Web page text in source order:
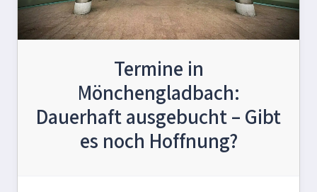
Termine in
Mönchengladbach:
Dauerhaft ausgebucht – Gibt
es noch Hoffnung?